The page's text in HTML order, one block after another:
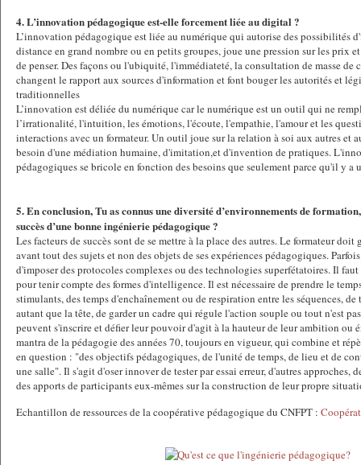
4. L’innovation pédagogique est-elle forcement liée au digital ?
L’innovation pédagogique est liée au numérique qui autorise des possibilités
distance en grand nombre ou en petits groupes, joue une pression sur les prix
de penser. Des façons ou l'ubiquité, l'immédiateté, la consultation de masse de
changent le rapport aux sources d'information et font bouger les autorités et
traditionnelles
L’innovation est déliée du numérique car le numérique est un outil qui ne
l’irrationalité, l'intuition, les émotions, l'écoute, l'empathie, l'amour et les
interactions avec un formateur. Un outil joue sur la relation à soi aux autres et
besoin d'une médiation humaine, d'imitation,et d'invention de pratiques.
pédagogiques se bricole en fonction des besoins que seulement parce qu'il y
5. En conclusion, Tu as connus une diversité d’environnements de
succès d’une bonne ingénierie pédagogique ?
Les facteurs de succès sont de se mettre à la place des autres. Le formateur doit
avant tout des sujets et non des objets de ses expériences pédagogiques.
d'imposer des protocoles complexes ou des technologies superfétatoires. Il
pour tenir compte des formes d'intelligence. Il est nécessaire de prendre le
stimulants, des temps d'enchaînement ou de respiration entre les séquences,
autant que la tête, de garder un cadre qui régule l'action souple ou tout n'est
peuvent s'inscrire et défier leur pouvoir d'agit à la hauteur de leur ambition ou
mantra de la pédagogie des années 70, toujours en vigueur, qui combine et
en question : "des objectifs pédagogiques, de l'unité de temps, de lieu et de
une salle". Il s'agit d'oser innover de tester par essai erreur, d'autres approches,
des apports de participants eux-mêmes sur la construction de leur propre
Echantillon de ressources de la coopérative pédagogique du CNFPT :